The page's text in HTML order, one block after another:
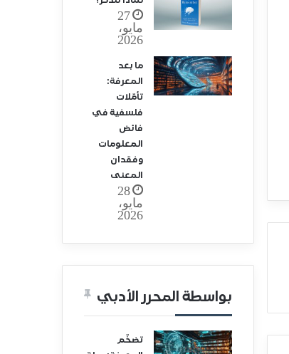
27
مايو،
2026
ما بعد
المعرفة:
تأمّلات
فلسفية في
فائض
المعلومات
وفقدان
المعنى
28
مايو،
2026
بواسطة المحرر الأدبي
تضخّم